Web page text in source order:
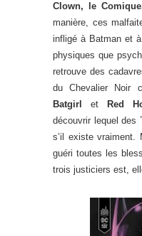
Clown, le
manière, ces
infligé à Batman et
physiques que
retrouve des
du Chevalier Noir
Batgirl
et Red
découvrir lequel des
s’il existe vraiment.
guéri toutes les
trois justiciers est,